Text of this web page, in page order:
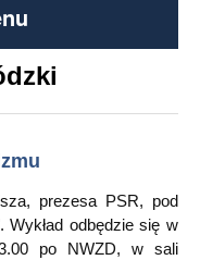
prezesa PSR, pod
Wykład odbędzie się w
po NWZD, w sali